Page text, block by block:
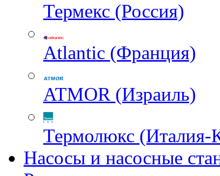
Термекс (Россия)
Atlantic (Франция)
ATMOR (Израиль)
Термолюкс (Италия-
Насосы и насосные